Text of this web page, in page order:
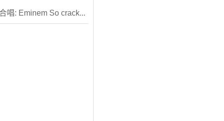
唱: Eminem So crack...